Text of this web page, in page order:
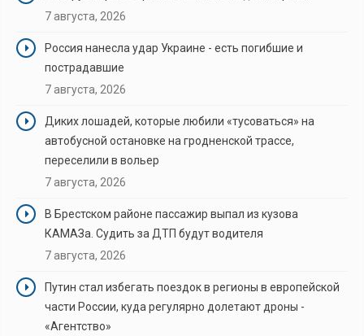
7 августа, 2026
Россия нанесла удар Украине - есть погибшие и
пострадавшие
7 августа, 2026
Диких лошадей, которые любили «тусоваться» на
автобусной остановке на гродненской трассе,
переселили в вольер
7 августа, 2026
В Брестском районе пассажир выпал из кузова
КАМАЗа. Судить за ДТП будут водителя
7 августа, 2026
Путин стал избегать поездок в регионы в европейской
части России, куда регулярно долетают дроны -
«Агентство»